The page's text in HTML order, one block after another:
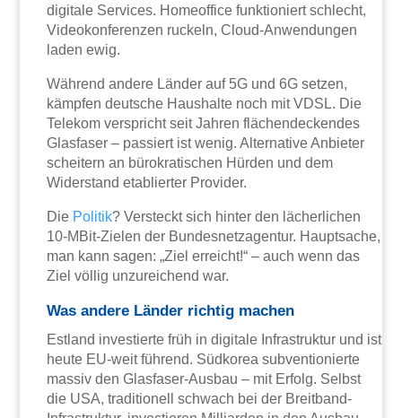
digitale Services. Homeoffice funktioniert schlecht,
Videokonferenzen ruckeln, Cloud-Anwendungen
laden ewig.
Während andere Länder auf 5G und 6G setzen,
kämpfen deutsche Haushalte noch mit VDSL. Die
Telekom verspricht seit Jahren flächendeckendes
Glasfaser – passiert ist wenig. Alternative Anbieter
scheitern an bürokratischen Hürden und dem
Widerstand etablierter Provider.
Die Politik? Versteckt sich hinter den lächerlichen
10-MBit-Zielen der Bundesnetzagentur. Hauptsache,
man kann sagen: „Ziel erreicht!“ – auch wenn das
Ziel völlig unzureichend war.
Was andere Länder richtig machen
Estland investierte früh in digitale Infrastruktur und ist
heute EU-weit führend. Südkorea subventionierte
massiv den Glasfaser-Ausbau – mit Erfolg. Selbst
die USA, traditionell schwach bei der Breitband-